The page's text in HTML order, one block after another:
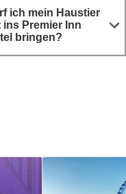
ich mein Haustier
ins Premier Inn
bringen?